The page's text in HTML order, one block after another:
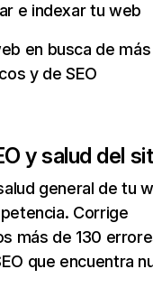
e indexar tu web
en busca de
y de SEO
y salud del
general de tu
Corrige
más de 130
que encuentra